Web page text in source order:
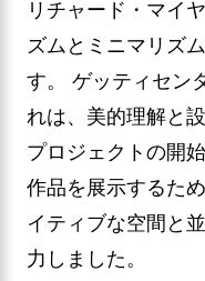
リチャード・マイ
ズムとミニマリズ
す。 ゲッティセン
れは、美的理解と
プロジェクトの開
作品を展示するた
イティブな空間と
力しました。